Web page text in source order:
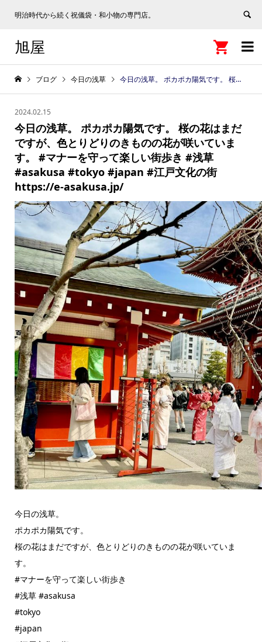
明治時代から続く祝儀袋・和小物の専門店。

旭屋 
ブログ 今日の浅草 今日の浅草。 ポカポカ陽気です。 桜の花はまだですが、色とりどりのきものの花が咲いています。 #マナーを守って楽しい街歩き #浅草 #asakusa #tokyo #japan #江戸文化の街 https://e-asakusa.jp/
2024.02.15
今日の浅草。 ポカポカ陽気です。 桜の花はまだ
ですが、色とりどりのきものの花が咲いていま
す。 #マナーを守って楽しい街歩き #浅草
#asakusa #tokyo #japan #江戸文化の街
https://e-asakusa.jp/
今日の浅草。
ポカポカ陽気です。
桜の花はまだですが、色とりどりのきものの花が咲いていま
す。
#マナーを守って楽しい街歩き
#浅草 #asakusa
#tokyo
#japan